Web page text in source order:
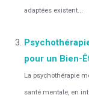
adaptées existent...
pour un Bien-
La psychothérapie
santé mentale, en